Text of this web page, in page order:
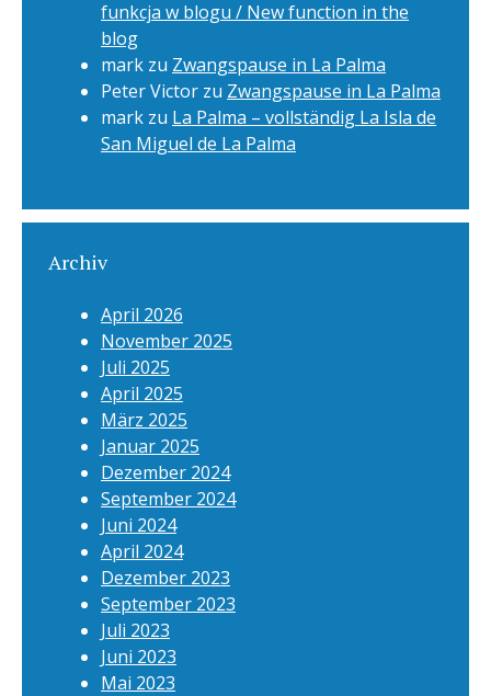
funkcja w blogu / New function in the
blog
mark zu Zwangspause in La Palma
Peter Victor zu Zwangspause in La Palma
mark zu La Palma – vollständig La Isla de
San Miguel de La Palma
Archiv
April 2026
November 2025
Juli 2025
April 2025
März 2025
Januar 2025
Dezember 2024
September 2024
Juni 2024
April 2024
Dezember 2023
September 2023
Juli 2023
Juni 2023
Mai 2023